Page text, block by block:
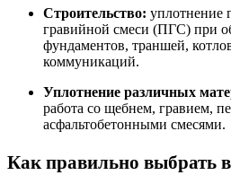
Строительство: уплотнение
гравийной смеси (ПГС) при
фундаментов, траншей,
коммуникаций.
Уплотнение различных
работа со щебнем, гравием,
асфальтобетонными смесями.
Как правильно выбрать